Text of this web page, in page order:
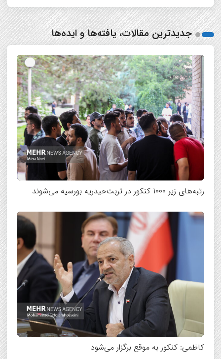
جدیدترین مقالات، یافته‌ها و ایده‌ها
رتبه‌های زیر ۱۰۰۰ کنکور در تربت‌حیدریه بورسیه می‌شوند
کاظمی: کنکور به موقع برگزار می‌شود